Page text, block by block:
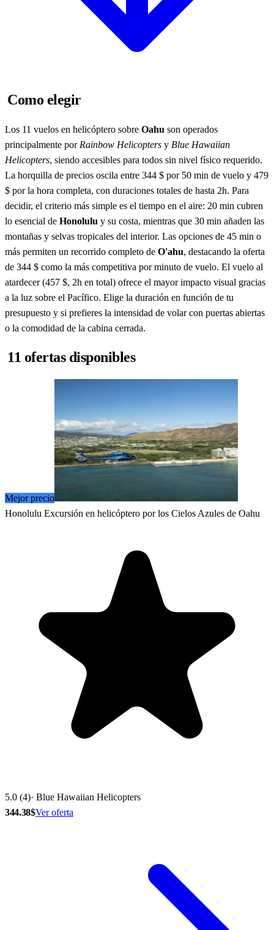
Como elegir
Los 11 vuelos en helicóptero sobre Oahu son operados
principalmente por Rainbow Helicopters y Blue Hawaiian
Helicopters, siendo accesibles para todos sin nivel físico requerido.
La horquilla de precios oscila entre 344 $ por 50 min de vuelo y 479
$ por la hora completa, con duraciones totales de hasta 2h. Para
decidir, el criterio más simple es el tiempo en el aire: 20 min cubren
lo esencial de Honolulu y su costa, mientras que 30 min añaden las
montañas y selvas tropicales del interior. Las opciones de 45 min o
más permiten un recorrido completo de O'ahu, destacando la oferta
de 344 $ como la más competitiva por minuto de vuelo. El vuelo al
atardecer (457 $, 2h en total) ofrece el mayor impacto visual gracias
a la luz sobre el Pacífico. Elige la duración en función de tu
presupuesto y si prefieres la intensidad de volar con puertas abiertas
o la comodidad de la cabina cerrada.
11 ofertas disponibles
Mejor precio
Honolulu Excursión en helicóptero por los Cielos Azules de Oahu
5.0 (4)· Blue Hawaiian Helicopters
344.38$Ver oferta